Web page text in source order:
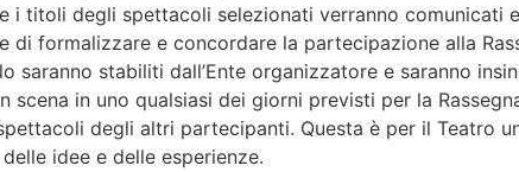
i titoli degli spettacoli selezionati verranno comunicati
di formalizzare e concordare la partecipazione alla
saranno stabiliti dall’Ente organizzatore e saranno
scena in uno qualsiasi dei giorni previsti per la
degli altri partecipanti. Questa è per il Teatro
idee e delle esperienze.